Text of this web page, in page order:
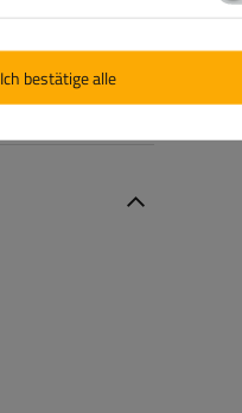
Ich bestätige alle